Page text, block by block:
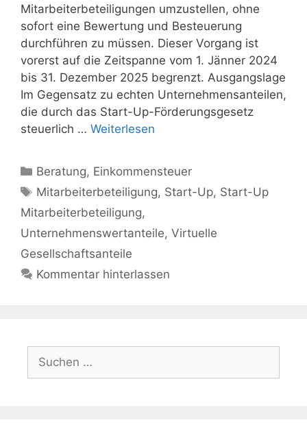
Mitarbeiterbeteiligungen umzustellen, ohne
sofort eine Bewertung und Besteuerung
durchführen zu müssen. Dieser Vorgang ist
vorerst auf die Zeitspanne vom 1. Jänner 2024
bis 31. Dezember 2025 begrenzt. Ausgangslage
Im Gegensatz zu echten Unternehmensanteilen,
die durch das Start-Up-Förderungsgesetz
steuerlich … Weiterlesen
Kategorien
Beratung, Einkommensteuer
Schlagwörter
Mitarbeiterbeteiligung, Start-Up, Start-Up
Mitarbeiterbeteiligung,
Unternehmenswertanteile, Virtuelle
Gesellschaftsanteile
Kommentar hinterlassen
Suchen
nach: